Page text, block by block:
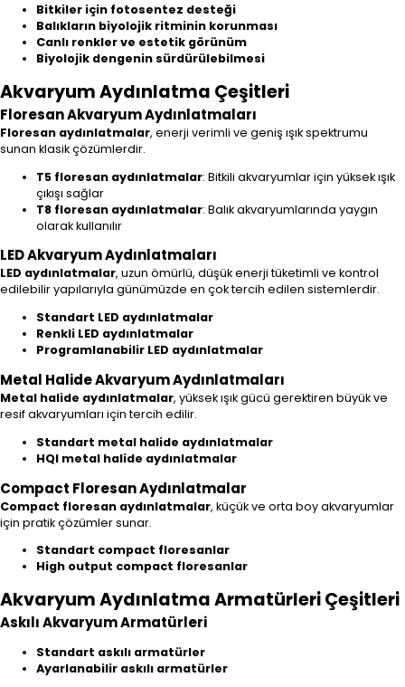
Bitkiler için fotosentez desteği
Balıkların biyolojik ritminin korunması
Canlı renkler ve estetik görünüm
Biyolojik dengenin sürdürülebilmesi
Akvaryum Aydınlatma Çeşitleri
Floresan Akvaryum Aydınlatmaları
Floresan aydınlatmalar, enerji verimli ve geniş ışık spektrumu
sunan klasik çözümlerdir.
T5 floresan aydınlatmalar: Bitkili akvaryumlar için yüksek ışık
çıkışı sağlar
T8 floresan aydınlatmalar: Balık akvaryumlarında yaygın
olarak kullanılır
LED Akvaryum Aydınlatmaları
LED aydınlatmalar, uzun ömürlü, düşük enerji tüketimli ve kontrol
edilebilir yapılarıyla günümüzde en çok tercih edilen sistemlerdir.
Standart LED aydınlatmalar
Renkli LED aydınlatmalar
Programlanabilir LED aydınlatmalar
Metal Halide Akvaryum Aydınlatmaları
Metal halide aydınlatmalar, yüksek ışık gücü gerektiren büyük ve
resif akvaryumları için tercih edilir.
Standart metal halide aydınlatmalar
HQI metal halide aydınlatmalar
Compact Floresan Aydınlatmalar
Compact floresan aydınlatmalar, küçük ve orta boy akvaryumlar
için pratik çözümler sunar.
Standart compact floresanlar
High output compact floresanlar
Akvaryum Aydınlatma Armatürleri Çeşitleri
Askılı Akvaryum Armatürleri
Standart askılı armatürler
Ayarlanabilir askılı armatürler